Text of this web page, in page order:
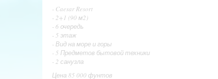
- Caesar Resort
- 2+1 (90 м2)
- 6 очередь
- 5 этаж
- Вид на море и горы
- 5 Предметов бытовой техники
- 2 санузла
Цена 85 000 фунтов